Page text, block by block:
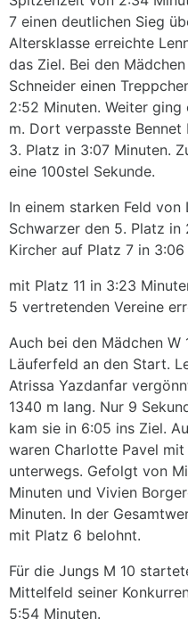
7 einen deutlichen Sieg
Altersklasse erreichte
das Ziel. Bei den
Schneider einen
2:52 Minuten. Weiter
m. Dort verpasste
3. Platz in 3:07 Minuten.
eine 100stel Sekunde.
In einem starken Feld
Schwarzer den 5. Platz
Kircher auf Platz 7 in
mit Platz 11 in 3:23
5 vertretenden Vereine
Auch bei den Mädchen
Läuferfeld an den Start.
Atrissa Yazdanfar
1340 m lang. Nur 9
kam sie in 6:05 ins Ziel.
waren Charlotte Pavel
unterwegs. Gefolgt von
Minuten und Vivien
Minuten. In der
mit Platz 6 belohnt.
Für die Jungs M 10
Mittelfeld seiner
5:54 Minuten.